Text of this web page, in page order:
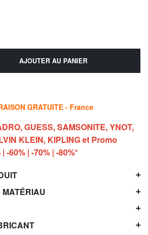
AJOUTER AU PANIER
GRATUITE - France
GUESS, SAMSONITE, YNOT,
KLEIN, KIPLING et Promo
-60% | -70% | -80%*
MATÉRIAU